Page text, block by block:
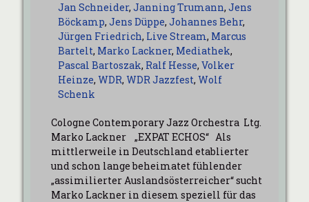
Jan Schneider, Janning Trumann, Jens
Böckamp, Jens Düppe, Johannes Behr,
Jürgen Friedrich, Live Stream, Marcus
Bartelt, Marko Lackner, Mediathek,
Pascal Bartoszak, Ralf Hesse, Volker
Heinze, WDR, WDR Jazzfest, Wolf
Schenk
Cologne Contemporary Jazz Orchestra Ltg.
Marko Lackner „EXPAT ECHOS“ Als
mittlerweile in Deutschland etablierter
und schon lange beheimatet fühlender
„assimilierter Auslandsösterreicher“ sucht
Marko Lackner in diesem speziell für das